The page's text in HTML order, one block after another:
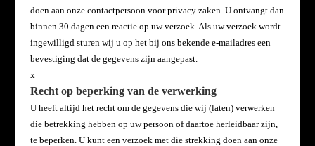
doen aan onze contactpersoon voor privacy zaken. U ontvangt dan
binnen 30 dagen een reactie op uw verzoek. Als uw verzoek wordt
ingewilligd sturen wij u op het bij ons bekende e-mailadres een
bevestiging dat de gegevens zijn aangepast.
x
Recht op beperking van de verwerking
U heeft altijd het recht om de gegevens die wij (laten) verwerken
die betrekking hebben op uw persoon of daartoe herleidbaar zijn,
te beperken. U kunt een verzoek met die strekking doen aan onze